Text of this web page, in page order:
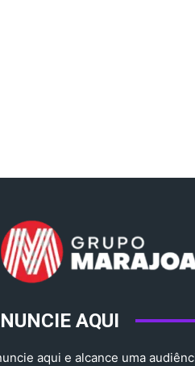
AQUI
aqui e alcance uma